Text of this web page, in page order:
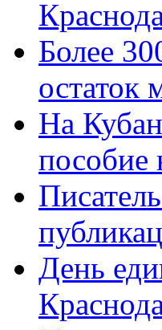
Более
остаток
На
пособие
День